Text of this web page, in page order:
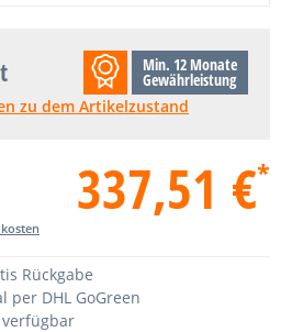
Min. 12 Monate
Gewährleistung
zu dem Artikelzustand
337,51 €*
Rückgabe
per DHL GoGreen